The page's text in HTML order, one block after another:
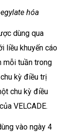
hóa
dùng qua
liều khuyến cáo
mỗi tuần trong
kỳ điều trị
chu kỳ điều
VELCADE.
vào ngày 4